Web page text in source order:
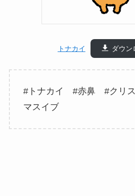
トナカイ ダウン
#トナカイ #赤鼻 #クリ
マスイブ